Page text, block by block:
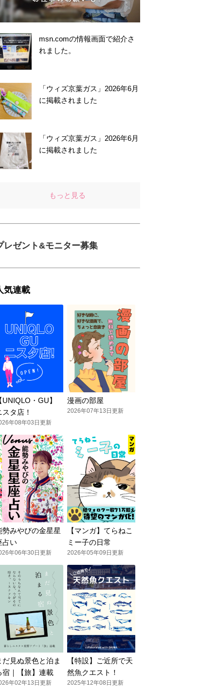
msn.comの情報画面で紹介さ
れました。
「ウィズ京葉ガス」2026年6月
に掲載されました
「ウィズ京葉ガス」2026年6月
に掲載されました
もっと見る
レゼント&モニター募集
気連載
UNIQLO・GU】
スタ店！
年08年03日更新
漫画の部屋
2026年07年13日更新
勢みやびの金星星
占い
年06年30日更新
【マンガ】てらねこ
ミー子の日常
2026年05年09日更新
だ見ぬ景色と泊ま
宿｜【旅】連載
年02年13日更新
【特設】ご近所で天
然魚クエスト！
2025年12年08日更新